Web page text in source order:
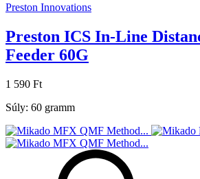
Preston Innovations
Preston ICS In-Line
Feeder 60G
1 590 Ft
Súly: 60 gramm